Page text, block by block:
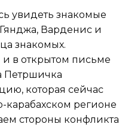
увидеть знакомые
Варденис и
знакомых.
в открытом письме
Петршичка
которая сейчас
регионе
стороны конфликта